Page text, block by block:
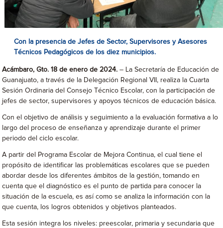
Con la presencia de Jefes de Sector, Supervisores y Asesores
Técnicos Pedagógicos de los diez municipios.
Acámbaro, Gto. 18 de enero de 2024. – La Secretaría de Educación de
Guanajuato, a través de la Delegación Regional VII, realiza la Cuarta
Sesión Ordinaria del Consejo Técnico Escolar, con la participación de
jefes de sector, supervisores y apoyos técnicos de educación básica.
Con el objetivo de análisis y seguimiento a la evaluación formativa a lo
largo del proceso de enseñanza y aprendizaje durante el primer
periodo del ciclo escolar.
A partir del Programa Escolar de Mejora Continua, el cual tiene el
propósito de identificar las problemáticas escolares que se pueden
abordar desde los diferentes ámbitos de la gestión, tomando en
cuenta que el diagnóstico es el punto de partida para conocer la
situación de la escuela, es así como se analiza la información con la
que cuenta, los logros obtenidos y objetivos planteados.
Esta sesión integra los niveles: preescolar, primaria y secundaria que